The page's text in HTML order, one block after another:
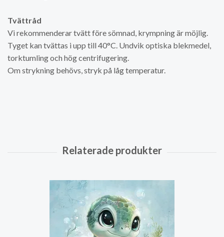
Tvättråd
Vi rekommenderar tvätt före sömnad, krympning är möjlig.
Tyget kan tvättas i upp till 40°C. Undvik optiska blekmedel,
torktumling och hög centrifugering.
Om strykning behövs, stryk på låg temperatur.